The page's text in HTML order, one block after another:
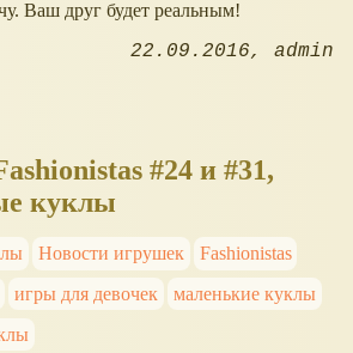
Ваш друг будет реальным!
22.09.2016 admin
#24 и #31,
куклы
Новости игрушек
Fashionistas
игры для девочек
маленькие куклы